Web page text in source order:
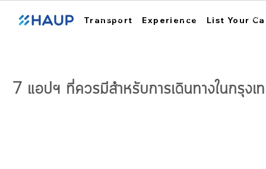
Transport Experience List Your
ฮ้อปคาร์ การใช้งาน สถ
7 แอปฯ ที่ควรมีสำหรับการเดินทางในกรุงเ